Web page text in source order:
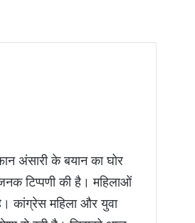
अंसारी के बयान का घोर
टिप्पणी की है। महिलाओं
कांग्रेस महिला और युवा